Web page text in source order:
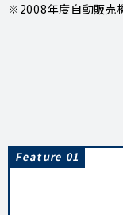
※2008年度自動販売
Feature 01